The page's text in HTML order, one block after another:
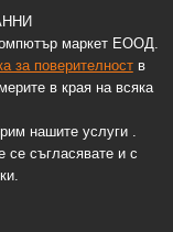
маркет ЕООД.
за поверителноств
в края на всяка
нашите услуги .
се съгласявате и с